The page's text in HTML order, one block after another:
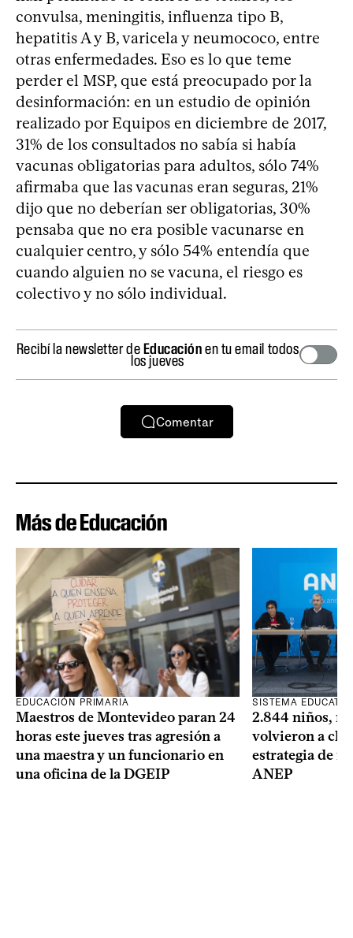
convulsa, meningitis, influenza tipo B,
hepatitis A y B, varicela y neumococo, entre
otras enfermedades. Eso es lo que teme
perder el MSP, que está preocupado por la
desinformación: en un estudio de opinión
realizado por Equipos en diciembre de 2017,
31% de los consultados no sabía si había
vacunas obligatorias para adultos, sólo 74%
afirmaba que las vacunas eran seguras, 21%
dijo que no deberían ser obligatorias, 30%
pensaba que no era posible vacunarse en
cualquier centro, y sólo 54% entendía que
cuando alguien no se vacuna, el riesgo es
colectivo y no sólo individual.
Recibí la newsletter deEducaciónen tu email todos
los jueves
Comentar
Más de Educación
EDUCACIÓN PRIMARIA
Maestros de Montevideo paran 24
horas este jueves tras agresión a
una maestra y un funcionario en
una oficina de la DGEIP
SISTEMA
2.844 niños,
volvieron a
estrategia de
ANEP